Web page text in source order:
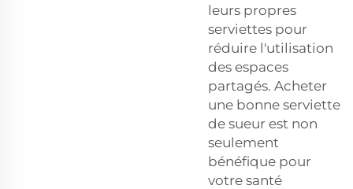
leurs propres
serviettes pour
réduire l'utilisation
des espaces
partagés. Acheter
une bonne serviette
de sueur est non
seulement
bénéfique pour
votre santé